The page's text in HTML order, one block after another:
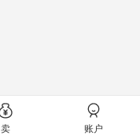
卖 账户